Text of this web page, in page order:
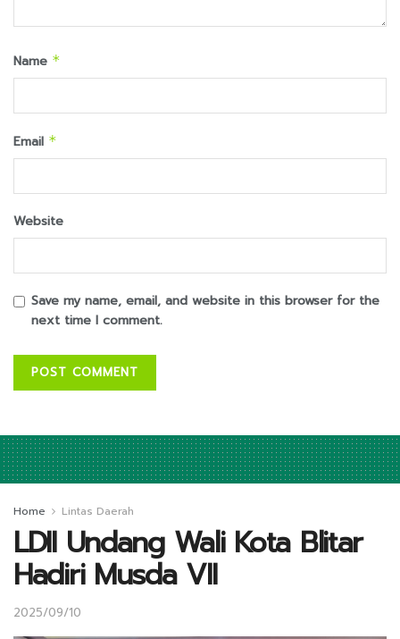
Name *
Email *
Website
Save my name, email, and website in this browser for the
next time I comment.
Home Lintas Daerah
LDII Undang Wali Kota Blitar
Hadiri Musda VII
2025/09/10